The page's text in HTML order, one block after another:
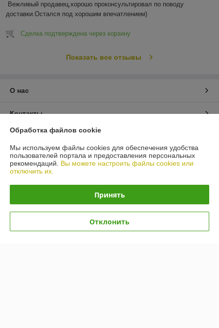
Вежливый продавец,хорошо проконсультировал по поводу
доставки.Остался под хорошим впечатлением)
Сделка подтверждена через корзину
Показать все отзывы
О нас
Контакты
Доставка и оплата
График работы
Политика обработки cookies
Обработка файлов cookie
Мы используем файлы cookies для обеспечения удобства
пользователей портала и предоставления персональных
рекомендаций. Вы можете настроить файлы cookies или
отключить их.
Принять
Отклонить